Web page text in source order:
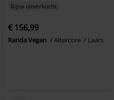
Bijna uitverkocht
€ 156,99
Randa Vegan Altercore Laars